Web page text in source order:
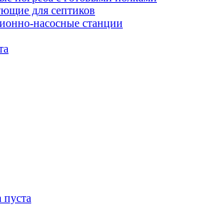
для септиков
насосные станции